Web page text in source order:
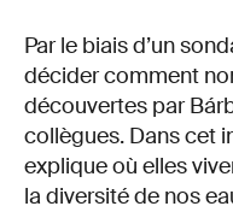
Par le biais d’un
décider comment
découvertes par
collègues. Dans cet
explique où elles
la diversité de nos